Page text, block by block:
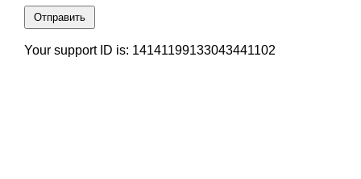
Отправить
Your support ID is: 14141199133043441102